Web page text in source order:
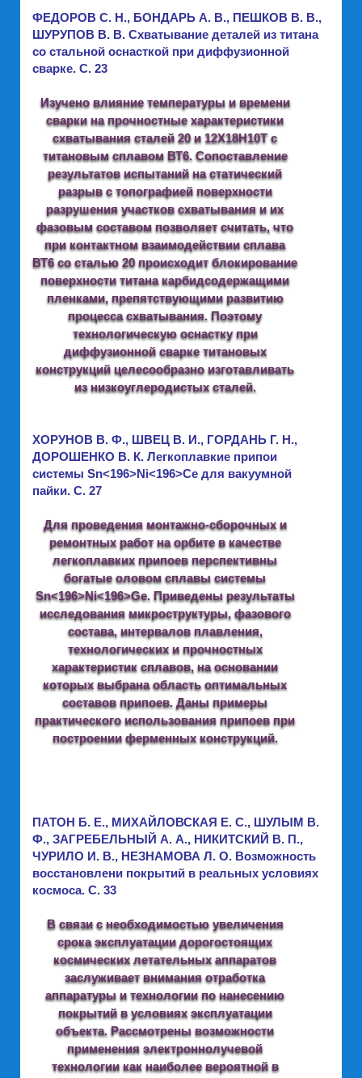
ФЕДОРОВ С. Н., БОНДАРЬ А. В., ПЕШКОВ В. В.,
ШУРУПОВ В. В. Схватывание деталей из титана
со стальной оснасткой при диффузионной
сварке. C. 23
Изучено влияние температуры и времени
сварки на прочностные характеристики
схватывания сталей 20 и 12Х18Н10Т с
титановым сплавом ВТ6. Сопоставление
результатов испытаний на статический
разрыв с топографией поверхности
разрушения участков схватывания и их
фазовым составом позволяет считать, что
при контактном взаимодействии сплава
ВТ6 со сталью 20 происходит блокирование
поверхности титана карбидсодержащими
пленками, препятствующими развитию
процесса схватывания. Поэтому
технологическую оснастку при
диффузионной сварке титановых
конструкций целесообразно изготавливать
из низкоуглеродистых сталей.
ХОРУНОВ В. Ф., ШВЕЦ В. И., ГОРДАНЬ Г. Н.,
ДОРОШЕНКО В. К. Легкоплавкие припои
системы Sn<196>Ni<196>Ce для вакуумной
пайки. C. 27
Для проведения монтажно-сборочных и
ремонтных работ на орбите в качестве
легкоплавких припоев перспективны
богатые оловом сплавы системы
Sn<196>Ni<196>Ge. Приведены результаты
исследования микроструктуры, фазового
состава, интервалов плавления,
технологических и прочностных
характеристик сплавов, на основании
которых выбрана область оптимальных
составов припоев. Даны примеры
практического использования припоев при
построении ферменных конструкций.
ПАТОН Б. Е., МИХАЙЛОВСКАЯ Е. С., ШУЛЫМ В.
Ф., ЗАГРЕБЕЛЬНЫЙ А. А., НИКИТСКИЙ В. П.,
ЧУРИЛО И. В., НЕЗНАМОВА Л. О. Возможность
восстановлени покрытий в реальных условиях
космоса. C. 33
В связи с необходимостью увеличения
срока эксплуатации дорогостоящих
космических летательных аппаратов
заслуживает внимания отработка
аппаратуры и технологии по нанесению
покрытий в условиях эксплуатации
объекта. Рассмотрены возможности
применения электроннолучевой
технологии как наиболее вероятной в